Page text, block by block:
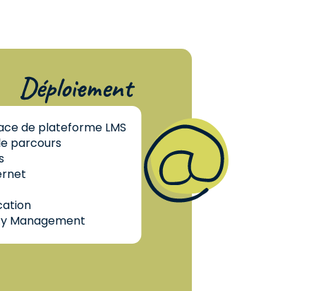
Déploiement
de plateforme LMS
parcours
Management